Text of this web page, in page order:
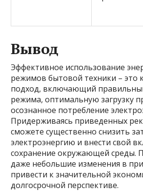
Вывод
Эффективное использование
режимов бытовой техники – это
подход, включающий
режима, оптимальную загрузку
осознанное потребление
Придерживаясь приведенных
сможете существенно снизить
электроэнергию и внести свой
сохранение окружающей среды.
даже небольшие изменения в
привести к значительной
долгосрочной перспективе.